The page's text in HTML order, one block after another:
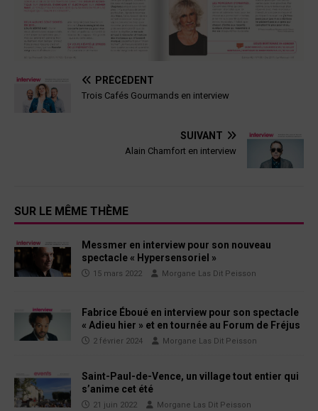
PRÉCÉDENT
Trois Cafés Gourmands en interview
SUIVANT
Alain Chamfort en interview
SUR LE MÊME THÈME
Messmer en interview pour son nouveau
spectacle « Hypersensoriel »
15 mars 2022 Morgane Las Dit Peisson
Fabrice Éboué en interview pour son spectacle
« Adieu hier » et en tournée au Forum de Fréjus
2 février 2024 Morgane Las Dit Peisson
Saint-Paul-de-Vence, un village tout entier qui
s’anime cet été
21 juin 2022 Morgane Las Dit Peisson